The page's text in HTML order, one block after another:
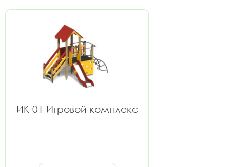
ИК-01 Игровой комплекс